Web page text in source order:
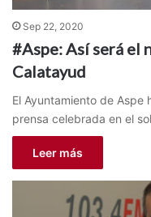
Sep 22, 2020
#Aspe: Así será el
Calatayud
El Ayuntamiento de Aspe
prensa celebrada en el
Leer más